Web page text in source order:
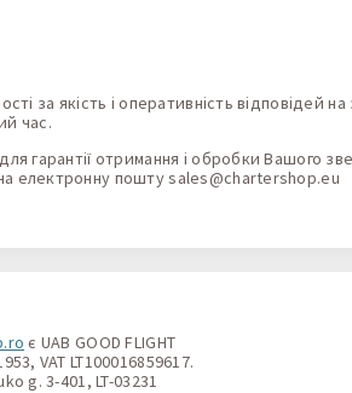
за якість і оперативність відповідей
час.
гарантії отримання і обробки Вашого
електронну поштуsales@chartershop.eu
є UAB GOOD FLIGHT
VAT LT100016859617.
g. 3-401, LT-03231